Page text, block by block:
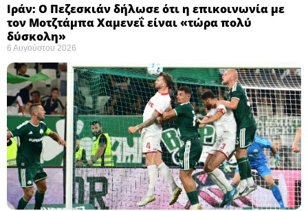
Ιράν: Ο Πεζεσκιάν δήλωσε ότι η επικοινωνία με
τον Μοτζτάμπα Χαμενεΐ είναι «τώρα πολύ
δύσκολη» ​
6 Αυγούστου 2026